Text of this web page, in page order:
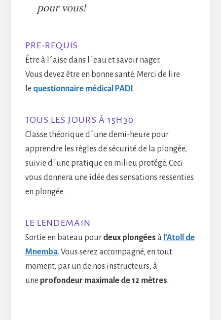
pour vous!
PRE-REQUIS
Être à l´aise dans l´eau et savoir nager.
Vous devez être en bonne santé. Merci de lire
le questionnaire médical PADI .
TOUS LES JOURS À 15H30
Classe théorique d´une demi-heure pour
apprendre les règles de sécurité de la plongée,
suivie d´une pratique en milieu protégé. Ceci
vous donnera une idée des sensations ressenties
en plongée.
LE LENDEMAIN
Sortie en bateau pour deux plongées à l’Atoll de
Mnemba. Vous serez accompagné, en tout
moment, par un de nos instructeurs, à
une profondeur maximale de 12 mètres.